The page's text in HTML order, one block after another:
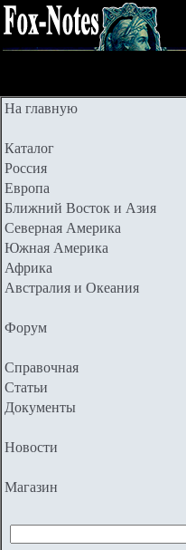
На главную
Каталог
Россия
Европа
Ближний Восток и Азия
Северная Америка
Южная Америка
Африка
Австралия и Океания
Форум
Справочная
Статьи
Документы
Новости
Магазин